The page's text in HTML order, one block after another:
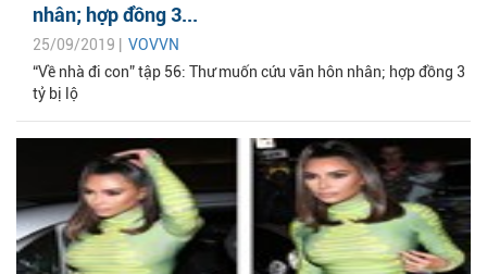
nhân; hợp đồng 3...
25/09/2019 | VOVVN
“Về nhà đi con” tập 56: Thư muốn cứu vãn hôn nhân; hợp đồng 3
tỷ bị lộ